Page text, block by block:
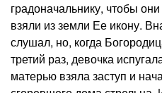
градоначальнику, чтобы
взяли из земли Ее икону.
слушал, но, когда
третий раз, девочка
матерью взяла заступ и